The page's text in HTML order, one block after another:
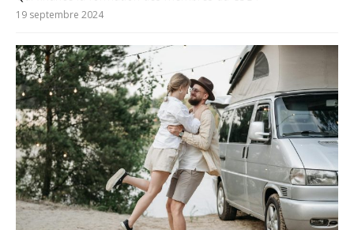
19 septembre 2024